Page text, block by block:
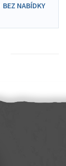
BEZ NABÍDKY